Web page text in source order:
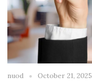
nuod October 21, 2025